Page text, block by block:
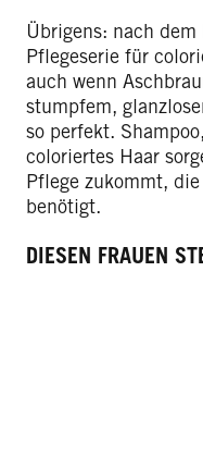
Übrigens: nach
Pflegeserie für
auch wenn
stumpfem,
so perfekt.
coloriertes Haar
Pflege zukommt,
benötigt.
DIESEN FRAUEN